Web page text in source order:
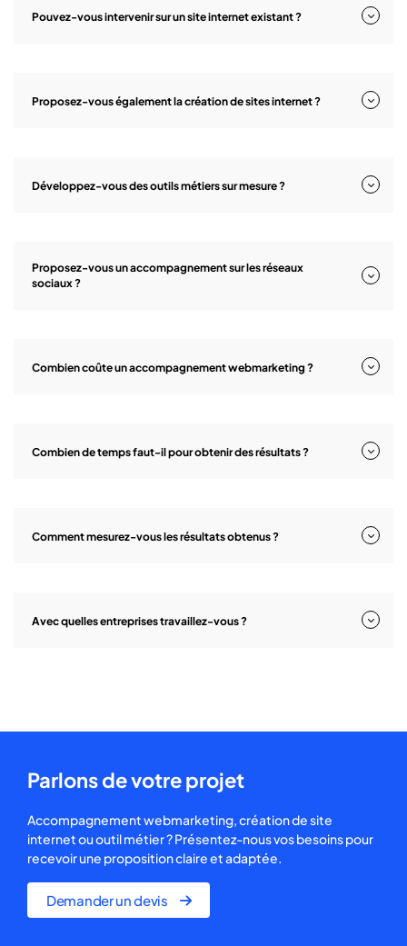
Pouvez-vous intervenir sur un site internet existant ?
Proposez-vous également la création de sites internet ?
Développez-vous des outils métiers sur mesure ?
Proposez-vous un accompagnement sur les réseaux
sociaux ?
Combien coûte un accompagnement webmarketing ?
Combien de temps faut-il pour obtenir des résultats ?
Comment mesurez-vous les résultats obtenus ?
Avec quelles entreprises travaillez-vous ?
Parlons de votre projet
Accompagnement webmarketing, création de site
internet ou outil métier ? Présentez-nous vos besoins pour
recevoir une proposition claire et adaptée.
Demander un devis